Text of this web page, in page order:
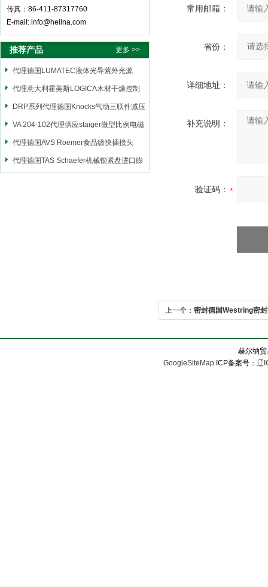
传真：86-411-87317760
E-mail: info@heilna.com
推荐产品 更多 >>
代理德国LUMATEC液体光导紫外光源
代理意大利霍美斯LOGICA木材干燥控制
仪
DRP系列代理德国Knocks气动三联件减压
阀
VA 204-102代理供应staiger微型比例电磁
阀
代理德国AVS Roemer食品级快插接头
代理德国TAS Schaefer机械锁紧盘进口膨
常用邮箱：
省份：
详细地址：
补充说明：
验证码：
上一个： 密封德国Westring密
赫尔纳
GoogleSiteMap ICP备案号：辽